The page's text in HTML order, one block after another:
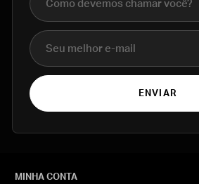
E-mail
ENVIAR
MINHA CONTA